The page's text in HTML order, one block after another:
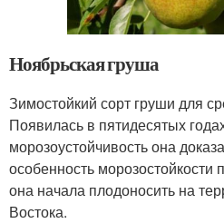
Ноябрьская груша
Зимостойкий сорт груши для
Появилась в пятидесятых
морозоустойчивость она
особенность морозостойкости
она начала плодоносить на
Востока.